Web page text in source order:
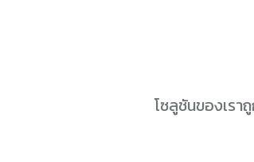
โซลูชันของเร